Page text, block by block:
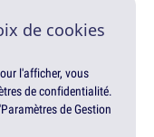
de cookies
l'afficher, vous
de confidentialité.
de Gestion